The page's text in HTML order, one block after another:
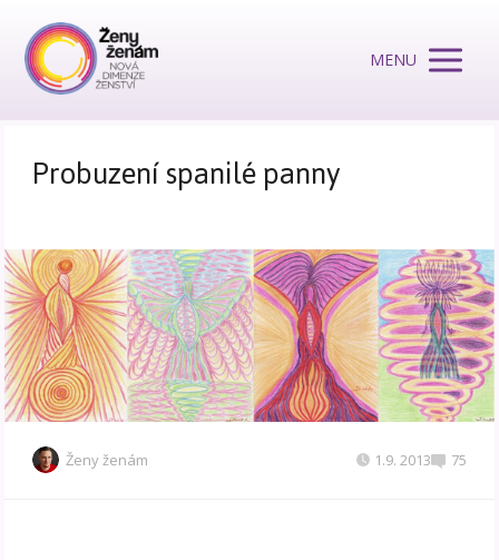
MENU
Probuzení spanilé panny
Ženy ženám 1.9. 2013 75